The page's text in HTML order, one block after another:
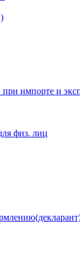
импорте и
физ. лиц